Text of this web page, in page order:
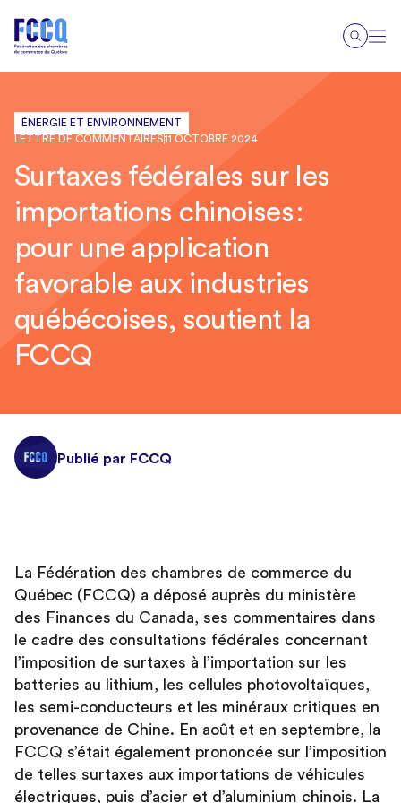
ÉNERGIE ET ENVIRONNEMENT
LETTRE DE COMMENTAIRES11 OCTOBRE 2024
Surtaxes fédérales sur les
importations chinoises :
pour une application
favorable aux industries
québécoises, soutient la
FCCQ
Publié par FCCQ
La Fédération des chambres de commerce du
Québec (FCCQ) a déposé auprès du ministère
des Finances du Canada, ses commentaires dans
le cadre des consultations fédérales concernant
l’imposition de surtaxes à l’importation sur les
batteries au lithium, les cellules photovoltaïques,
les semi-conducteurs et les minéraux critiques en
provenance de Chine. En août et en septembre, la
FCCQ s’était également prononcée sur l’imposition
de telles surtaxes aux importations de véhicules
électriques, puis d’acier et d’aluminium chinois. La